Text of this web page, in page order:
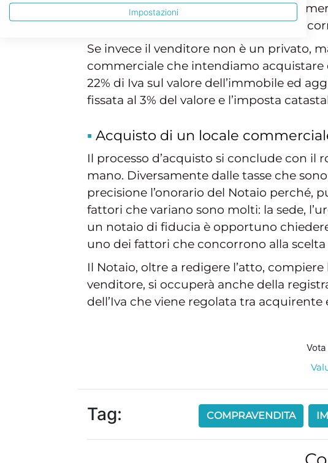
comprare dal sig. Rossi un locale
di registro, è cioè 18.000 euro, a cui
Se invece il venditore non è un privato,
commerciale che intendiamo acquistare
22% di Iva sul valore dell’immobile ed
fissata al 3% del valore e l’imposta
Acquisto di un locale
Il processo d’acquisto si conclude con il
mano. Diversamente dalle tasse che
precisione l’onorario del Notaio perché,
fattori che variano sono molti: la sede,
un notaio di fiducia è opportuno
uno dei fattori che concorrono alla
Il Notaio, oltre a redigere l’atto,
venditore, si occuperà anche della
dell’Iva che viene regolata tra
Tag: COMPRAVENDITA
Impostazioni